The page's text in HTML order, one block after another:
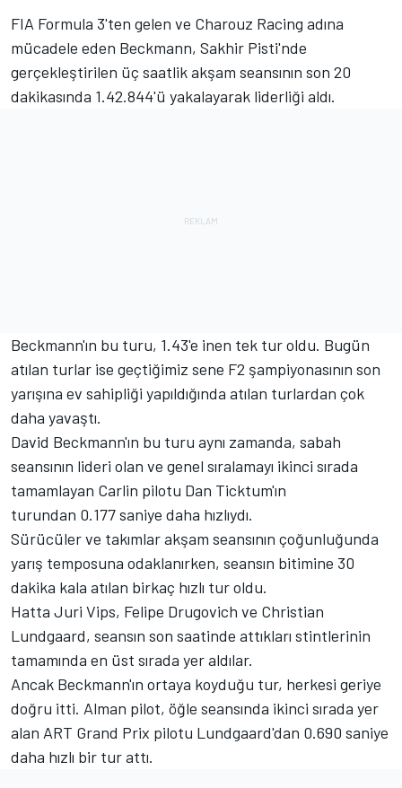
FIA Formula 3'ten gelen ve Charouz Racing adına
mücadele eden Beckmann, Sakhir Pisti'nde
gerçekleştirilen üç saatlik akşam seansının son 20
dakikasında 1.42.844'ü yakalayarak liderliği aldı.
Beckmann'ın bu turu, 1.43'e inen tek tur oldu. Bugün
atılan turlar ise geçtiğimiz sene F2 şampiyonasının son
yarışına ev sahipliği yapıldığında atılan turlardan çok
daha yavaştı.
David Beckmann'ın bu turu aynı zamanda, sabah
seansının lideri olan ve genel sıralamayı ikinci sırada
tamamlayan Carlin pilotu Dan Ticktum'ın
turundan 0.177 saniye daha hızlıydı.
Sürücüler ve takımlar akşam seansının çoğunluğunda
yarış temposuna odaklanırken, seansın bitimine 30
dakika kala atılan birkaç hızlı tur oldu.
Hatta Juri Vips, Felipe Drugovich ve Christian
Lundgaard, seansın son saatinde attıkları stintlerinin
tamamında en üst sırada yer aldılar.
Ancak Beckmann'ın ortaya koyduğu tur, herkesi geriye
doğru itti. Alman pilot, öğle seansında ikinci sırada yer
alan ART Grand Prix pilotu Lundgaard'dan 0.690 saniye
daha hızlı bir tur attı.